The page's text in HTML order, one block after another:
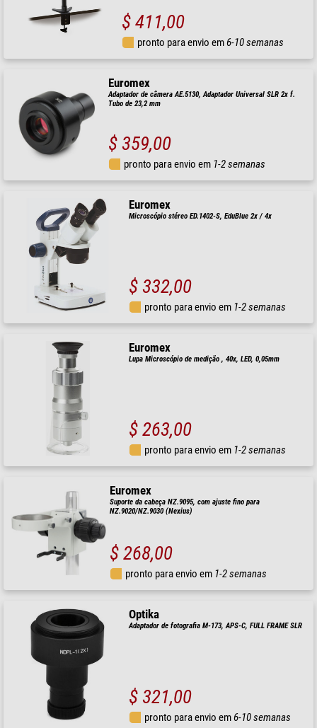
$ 411,00
pronto para envio em6-10 semanas
Euromex
Adaptador de câmera AE.5130, Adaptador Universal SLR 2x f.
Tubo de 23,2 mm
$ 359,00
pronto para envio em 1-2 semanas
Euromex
Microscópio stéreo ED.1402-S, EduBlue 2x / 4x
$ 332,00
pronto para envio em 1-2 semanas
Euromex
Lupa Microscópio de medição , 40x, LED, 0,05mm
$ 263,00
pronto para envio em 1-2 semanas
Euromex
Suporte da cabeça NZ.9095, com ajuste fino para
NZ.9020/NZ.9030 (Nexius)
$ 268,00
pronto para envio em 1-2 semanas
Optika
Adaptador de fotografia M-173, APS-C, FULL FRAME SLR
$ 321,00
pronto para envio em6-10 semanas